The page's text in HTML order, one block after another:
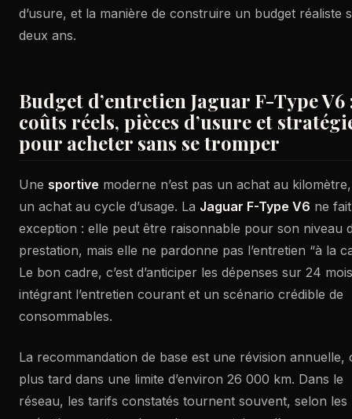
d’usure, et la manière de construire un budget réaliste
deux ans.
Budget d’entretien Jaguar F-Type V6
coûts réels, pièces d’usure et
pour acheter sans se tromper
Une sportive moderne n’est pas un achat au kilomètre,
un achat au cycle d’usage. La Jaguar F-Type V6 ne
exception : elle peut être raisonnable pour son niveau
prestation, mais elle ne pardonne pas l’entretien “à la
Le bon cadre, c’est d’anticiper les dépenses sur 24
intégrant l’entretien courant et un scénario crédible de
consommables.
La recommandation de base est une révision annuelle,
plus tard dans une limite d’environ 26 000 km. Dans le
réseau, les tarifs constatés tournent souvent, selon les